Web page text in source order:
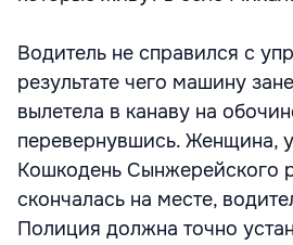
Водитель не справился с
результате чего машину
вылетела в канаву на
перевернувшись. Женщина,
Кошкодень Сынжерейского
скончалась на месте,
Полиция должна точно